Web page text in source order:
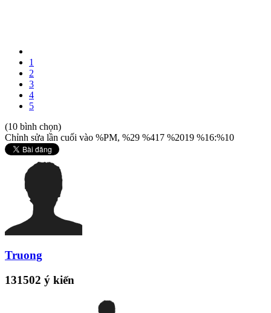
1
2
3
4
5
(10 bình chọn)
Chỉnh sửa lần cuối vào %PM, %29 %417 %2019 %16:%10
Truong
131502 ý kiến